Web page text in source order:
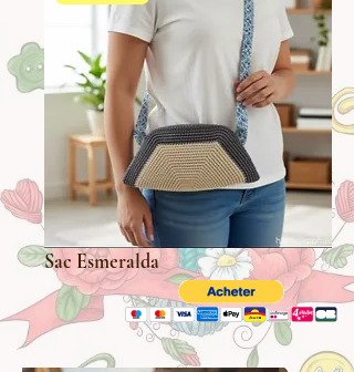
Sac Esmeralda